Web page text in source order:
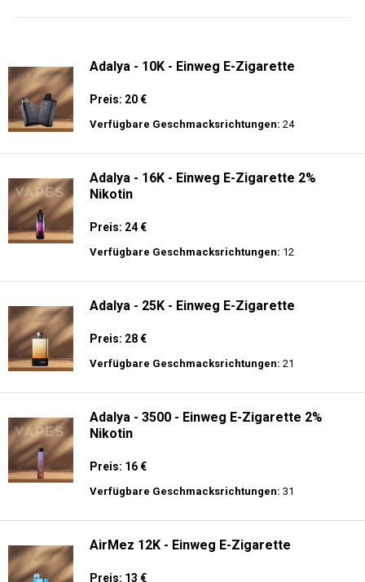
Adalya - 10K - Einweg E-Zigarette
Preis: 20 €
Verfügbare Geschmacksrichtungen: 24
Adalya - 16K - Einweg E-Zigarette 2%
Nikotin
Preis: 24 €
Verfügbare Geschmacksrichtungen: 12
Adalya - 25K - Einweg E-Zigarette
Preis: 28 €
Verfügbare Geschmacksrichtungen: 21
Adalya - 3500 - Einweg E-Zigarette 2%
Nikotin
Preis: 16 €
Verfügbare Geschmacksrichtungen: 31
AirMez 12K - Einweg E-Zigarette
Preis: 13 €